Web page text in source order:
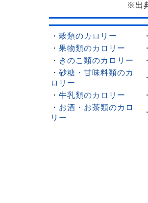
※出
・ 穀類のカロリー ・
・ 果物類のカロリー ・
・ きのこ類のカロリー ・
・ 砂糖・甘味料類のカ
ロリー
・
・ 牛乳類のカロリー ・
・ お酒・お茶類のカロ
リー
・